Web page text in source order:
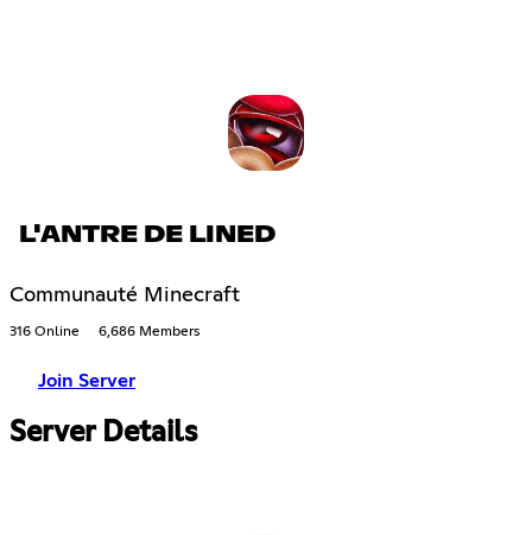
L'ANTRE DE LINED
Communauté Minecraft
316 Online 6,686 Members
Join Server
Server Details